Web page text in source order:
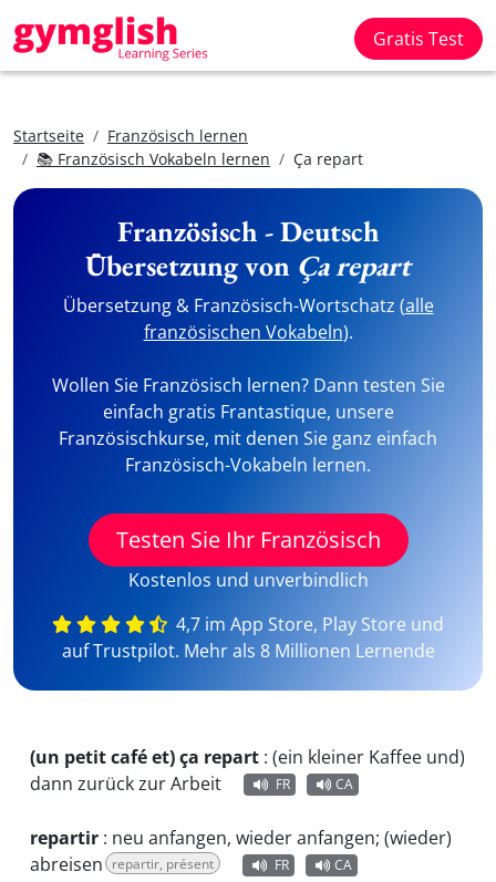
Gratis Test
Startseite
Französisch lernen
📚 Französisch Vokabeln lernen
Ça repart
Französisch - Deutsch
Übersetzung von Ça repart
Übersetzung & Französisch-Wortschatz (alle
französischen Vokabeln).
Wollen Sie Französisch lernen? Dann testen Sie
einfach gratis Frantastique, unsere
Französischkurse, mit denen Sie ganz einfach
Französisch-Vokabeln lernen.
Testen Sie Ihr Französisch
Kostenlos und unverbindlich
4,7 im App Store, Play Store und
auf Trustpilot. Mehr als 8 Millionen Lernende
(un petit café et) ça repart : (ein kleiner Kaffee und)
dann zurück zur Arbeit
FR CA
repartir : neu anfangen, wieder anfangen; (wieder)
abreisen repartir, présent FR CA